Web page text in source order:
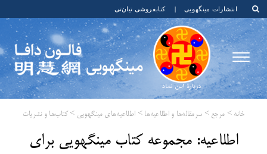
انتشارات مینگهویی | کتابفروشی تیان‌تی
خانه > مرجع > سرمقاله‌ها و اطلاعیه‌ها > اطلاعیه‌های مینگهویی >کتاب‌ها و نشریات
​اطلاعیه: مجموعه کتاب مینگهویی برای